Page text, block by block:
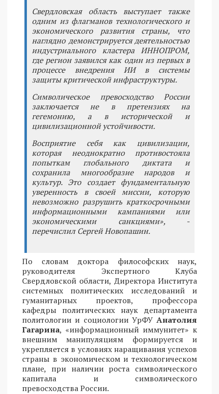
Свердловская область выступает также
одним из флагманов технологического и
экономического развития страны, что
наглядно демонстрируется деятельностью
индустриального кластера ИННОПРОМ,
где регион заявился как один из первых в
процессе внедрения ИИ в системы
защиты критической инфраструктуры.
Символическое превосходство России
заключается не в претензиях на
гегемонию, а в исторической и
цивилизационной устойчивости.
Восприятие себя как цивилизации,
которая неоднократно противостояла
попыткам глобального диктата и
сохранила многообразие народов и
культур. Это создает фундаментальную
уверенность в своей миссии, которую
невозможно разрушить краткосрочными
информационными кампаниями или
экономическими санкциями», -
перечислил Сергей Новопашин.
По словам доктора философских наук,
руководителя Экспертного Клуба
Свердловской области, Директора Института
системных политических исследований и
гуманитарных проектов, профессора
кафедры политических наук департамента
политологии и социологии УрФУ Анатолия
Гагарина, «информационный иммунитет» к
внешним манипуляциям формируется и
укрепляется в условиях наращивания успехов
страны в экономическом и технологическом
плане, при наличии роста символического
капитала и символического
превосходства России.